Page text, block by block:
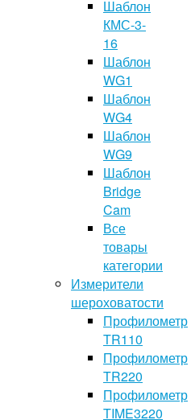
Шаблон
КМС-3-
16
Шаблон
WG1
Шаблон
WG4
Шаблон
WG9
Шаблон
Bridge
Cam
Все
товары
категории
Измерители
шероховатости
Профилометр
TR110
Профилометр
TR220
Профилометр
TIME3220